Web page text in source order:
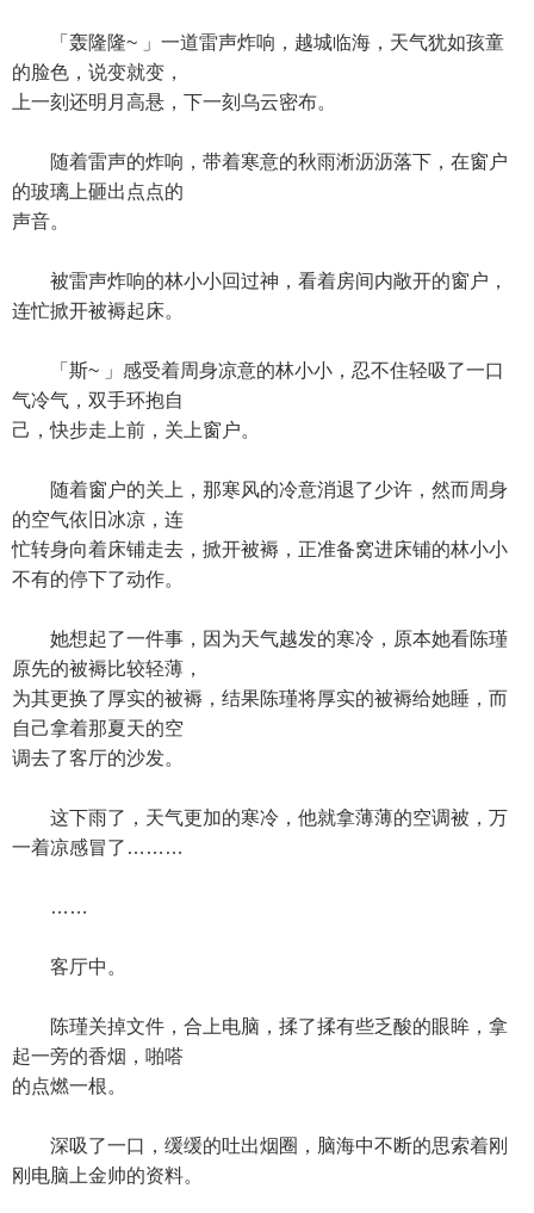
「轰隆隆~ 」一道雷声炸响，越城临海，天气犹如孩童
的脸色，说变就变，
上一刻还明月高悬，下一刻乌云密布。
随着雷声的炸响，带着寒意的秋雨淅沥沥落下，在窗户
的玻璃上砸出点点的
声音。
被雷声炸响的林小小回过神，看着房间内敞开的窗户，
连忙掀开被褥起床。
「斯~ 」感受着周身凉意的林小小，忍不住轻吸了一口
气冷气，双手环抱自
己，快步走上前，关上窗户。
随着窗户的关上，那寒风的冷意消退了少许，然而周身
的空气依旧冰凉，连
忙转身向着床铺走去，掀开被褥，正准备窝进床铺的林小小
不有的停下了动作。
她想起了一件事，因为天气越发的寒冷，原本她看陈瑾
原先的被褥比较轻薄，
为其更换了厚实的被褥，结果陈瑾将厚实的被褥给她睡，而
自己拿着那夏天的空
调去了客厅的沙发。
这下雨了，天气更加的寒冷，他就拿薄薄的空调被，万
一着凉感冒了………
……
客厅中。
陈瑾关掉文件，合上电脑，揉了揉有些乏酸的眼眸，拿
起一旁的香烟，啪嗒
的点燃一根。
深吸了一口，缓缓的吐出烟圈，脑海中不断的思索着刚
刚电脑上金帅的资料。